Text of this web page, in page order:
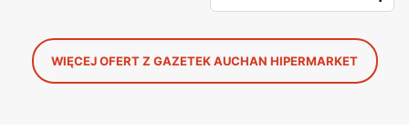
WIĘCEJ OFERT Z GAZETEK AUCHAN HIPERMARKET